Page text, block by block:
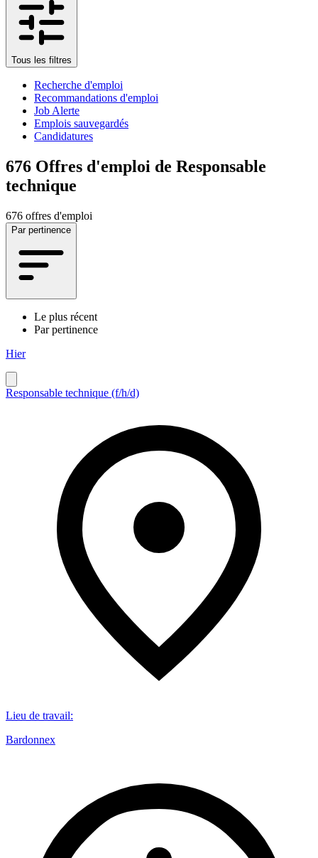
Tous les filtres
Recherche d'emploi
Recommandations d'emploi
Job Alerte
Emplois sauvegardés
Candidatures
676 Offres d'emploi de Responsable
technique
676 offres d'emploi
Par pertinence
Le plus récent
Par pertinence
Hier
Responsable technique (f/h/d)
Lieu de travail:
Bardonnex